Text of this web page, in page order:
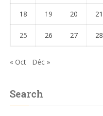
18 19 20 21
25 26 27 28
« Oct Déc »
Search